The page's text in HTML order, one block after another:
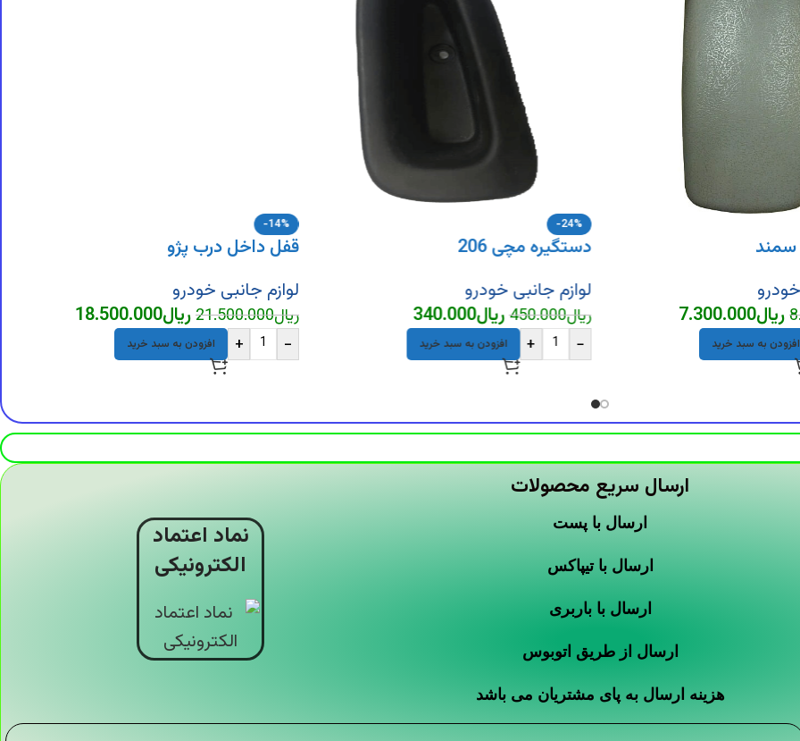
ریال7.300.000
افزودن به سبد خرید
-24%
دستگیره مچی 206
لوازم جانبی خودرو
ریال450.000ریال340.000
-
+ افزودن به سبد خرید
-14%
قفل داخل درب پژو
لوازم جانبی خودرو
ریال21.500.000ریال18.500.000
-
+ افزودن به سبد خرید
ارسال سریع محصولات
ارسال با پست
ارسال با تیپاکس
ارسال با باربری
ارسال از طریق اتوبوس
هزینه ارسال به پای مشتریان می باشد
نماد اعتماد
الکترونیکی